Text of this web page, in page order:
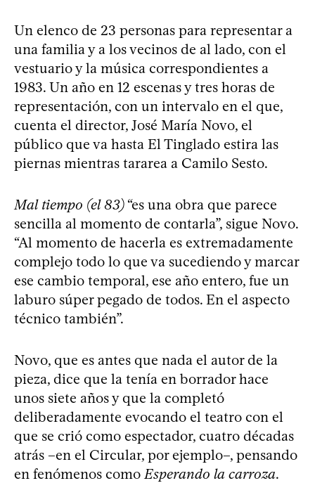
Un elenco de 23 personas para representar a
una familia y a los vecinos de al lado, con el
vestuario y la música correspondientes a
1983. Un año en 12 escenas y tres horas de
representación, con un intervalo en el que,
cuenta el director, José María Novo, el
público que va hasta El Tinglado estira las
piernas mientras tararea a Camilo Sesto.
Mal tiempo (el 83) “es una obra que parece
sencilla al momento de contarla”, sigue Novo.
“Al momento de hacerla es extremadamente
complejo todo lo que va sucediendo y marcar
ese cambio temporal, ese año entero, fue un
laburo súper pegado de todos. En el aspecto
técnico también”.
Novo, que es antes que nada el autor de la
pieza, dice que la tenía en borrador hace
unos siete años y que la completó
deliberadamente evocando el teatro con el
que se crió como espectador, cuatro décadas
atrás –en el Circular, por ejemplo–, pensando
en fenómenos comoEsperando la carroza.